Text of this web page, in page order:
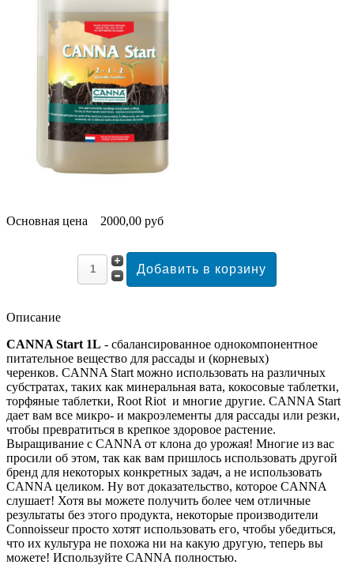
Основная цена 2000,00 руб
Описание
CANNA Start 1L - сбалансированное однокомпонентное
питательное вещество для рассады и (корневых)
черенков. CANNA Start можно использовать на различных
субстратах, таких как минеральная вата, кокосовые таблетки,
торфяные таблетки, Root Riot и многие другие. CANNA Start
дает вам все микро- и макроэлементы для рассады или резки,
чтобы превратиться в крепкое здоровое растение.
Выращивание с CANNA от клона до урожая! Многие из вас
просили об этом, так как вам пришлось использовать другой
бренд для некоторых конкретных задач, а не использовать
CANNA целиком. Ну вот доказательство, которое CANNA
слушает! Хотя вы можете получить более чем отличные
результаты без этого продукта, некоторые производители
Connoisseur просто хотят использовать его, чтобы убедиться,
что их культура не похожа ни на какую другую, теперь вы
можете! Используйте CANNA полностью.